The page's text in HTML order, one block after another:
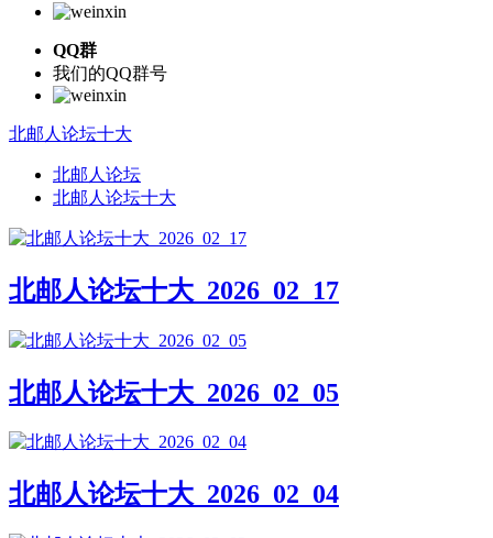
QQ群
我们的QQ群号
北邮人论坛十大
北邮人论坛
北邮人论坛十大
北邮人论坛十大_2026_02_17
北邮人论坛十大_2026_02_05
北邮人论坛十大_2026_02_04